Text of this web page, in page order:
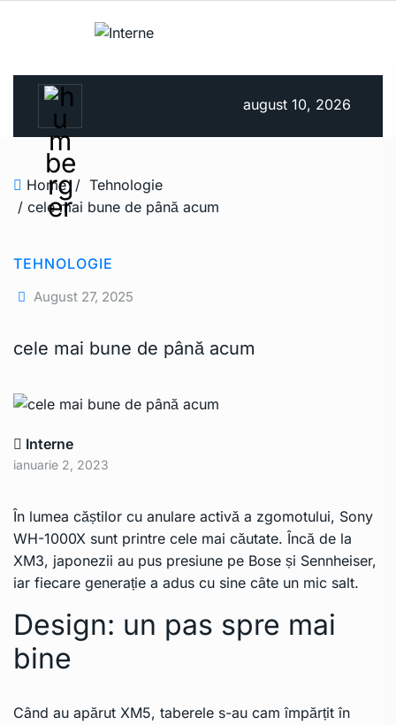
august 10, 2026
Home / Tehnologie
/ cele mai bune de până acum
TEHNOLOGIE
August 27, 2025
cele mai bune de până acum
Interne
ianuarie 2, 2023
În lumea căștilor cu anulare activă a zgomotului, Sony
WH-1000X sunt printre cele mai căutate. Încă de la
XM3, japonezii au pus presiune pe Bose și Sennheiser,
iar fiecare generație a adus cu sine câte un mic salt.
Design: un pas spre mai
bine
Când au apărut XM5, taberele s-au cam împărțit în